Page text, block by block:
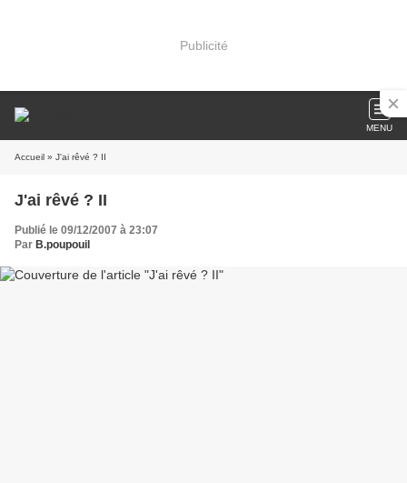
Publicité
MENU
Accueil » J'ai rêvé ? II
J'ai rêvé ? II
Publié le 09/12/2007 à 23:07
Par B.poupouil